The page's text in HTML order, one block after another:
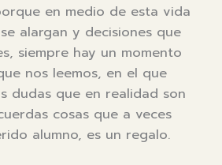
en medio de esta vida
alargan y decisiones que
siempre hay un momento
nos leemos, en el que
dudas que en realidad son
cosas que a veces
alumno, es un regalo.